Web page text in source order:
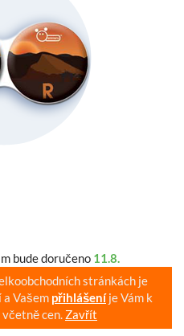
bude doručeno 11.8.
stránkách je
a Vašem přihlášeníje Vám k
cen. Zavřít